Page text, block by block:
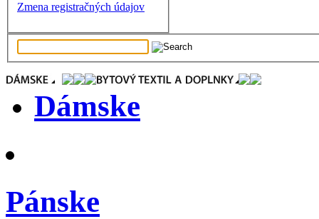
Zmena registračných údajov
Dámske
Pánske